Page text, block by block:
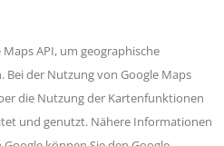
API, um geographische
der Nutzung von Google Maps
die Nutzung der Kartenfunktionen
und genutzt. Nähere Informationen